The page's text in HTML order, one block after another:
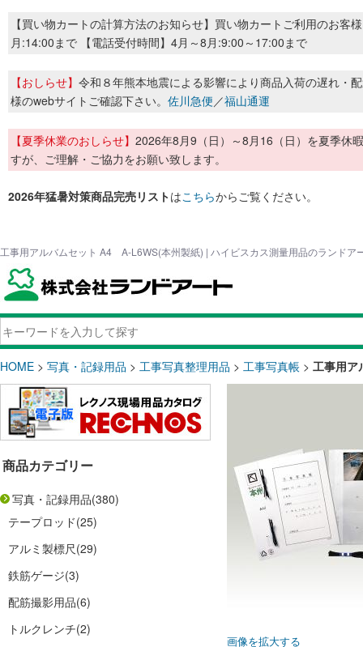
【買い物カートの計算方法のお知らせ】買い物カートご利用のお客
月:14:00まで 【電話受付時間】4月～8月:9:00～17:00まで
【おしらせ】 令和８年熊本地震による影響により商品入荷の遅れ・
様のwebサイトご確認下さい。 佐川急便／福山通運
【夏季休業のおしらせ】 2026年8月9（日）～8月16（日）を夏季休
すが、ご理解・ご協力をお願い致します。
2026年猛暑対策商品完売リストはこちらからご覧ください。
工事用アルバムセット A4 A-L6WS(本州製紙) | ハイビスカス測量用品のランドア
HOME > 写真・記録用品 > 工事写真整理用品 > 工事写真帳 > 工事用
商品カテゴリー
写真・記録用品(380)
テープロッド(25)
アルミ製標尺(29)
鉄筋ゲージ(3)
配筋撮影用品(6)
トルクレンチ(2)
画像を拡大する